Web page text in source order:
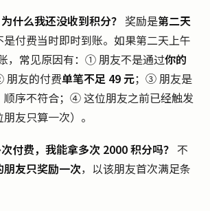
什么我还没收到积分？ 奖励是第二天
付费当时即时到账。如果第二天上午
，常见原因有：① 朋友不是通过你的
朋友的付费单笔不足 49 元；③ 朋友是
顺序不符合；④ 这位朋友之前已经触发
友只算一次）。
付费，我能拿多次 2000 积分吗？ 不
友只奖励一次，以该朋友首次满足条